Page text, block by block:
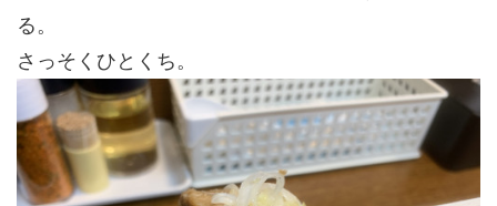
る。
さっそくひとくち。